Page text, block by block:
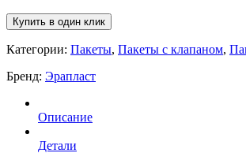
составляла
6,50 ₽.
4,99 ₽.
Купить в один клик
Категории: Пакеты, Пакеты с клапаном,
Бренд: Эрапласт
Описание
Детали